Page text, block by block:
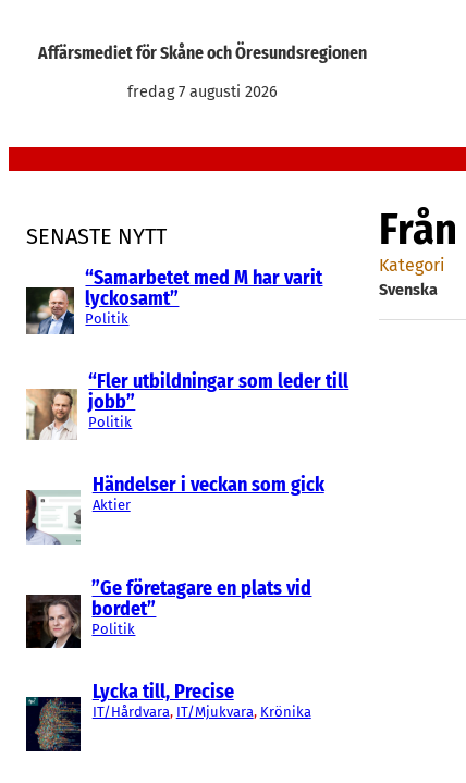
Affärsmediet för Skåne och Öresundsregionen
fredag 7 augusti 2026
SENASTE NYTT
“Samarbetet med M har varit
lyckosamt”
Politik
“Fler utbildningar som leder till
jobb”
Politik
Händelser i veckan som gick
Aktier
”Ge företagare en plats vid
bordet”
Politik
Lycka till, Precise
IT/Hårdvara, IT/Mjukvara, Krönika
Från
Kategori
Svenska